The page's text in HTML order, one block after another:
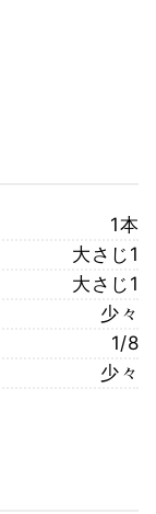
1本
大さじ1
大さじ1
少々
1/8
少々